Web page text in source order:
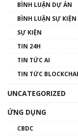
BÌNH LUẬN DỰ ÁN
BÌNH LUẬN SỰ
SỰ KIỆN
TIN 24H
TIN TỨC AI
TIN TỨC
UNCATEGORIZED
ỨNG DỤNG
CBDC